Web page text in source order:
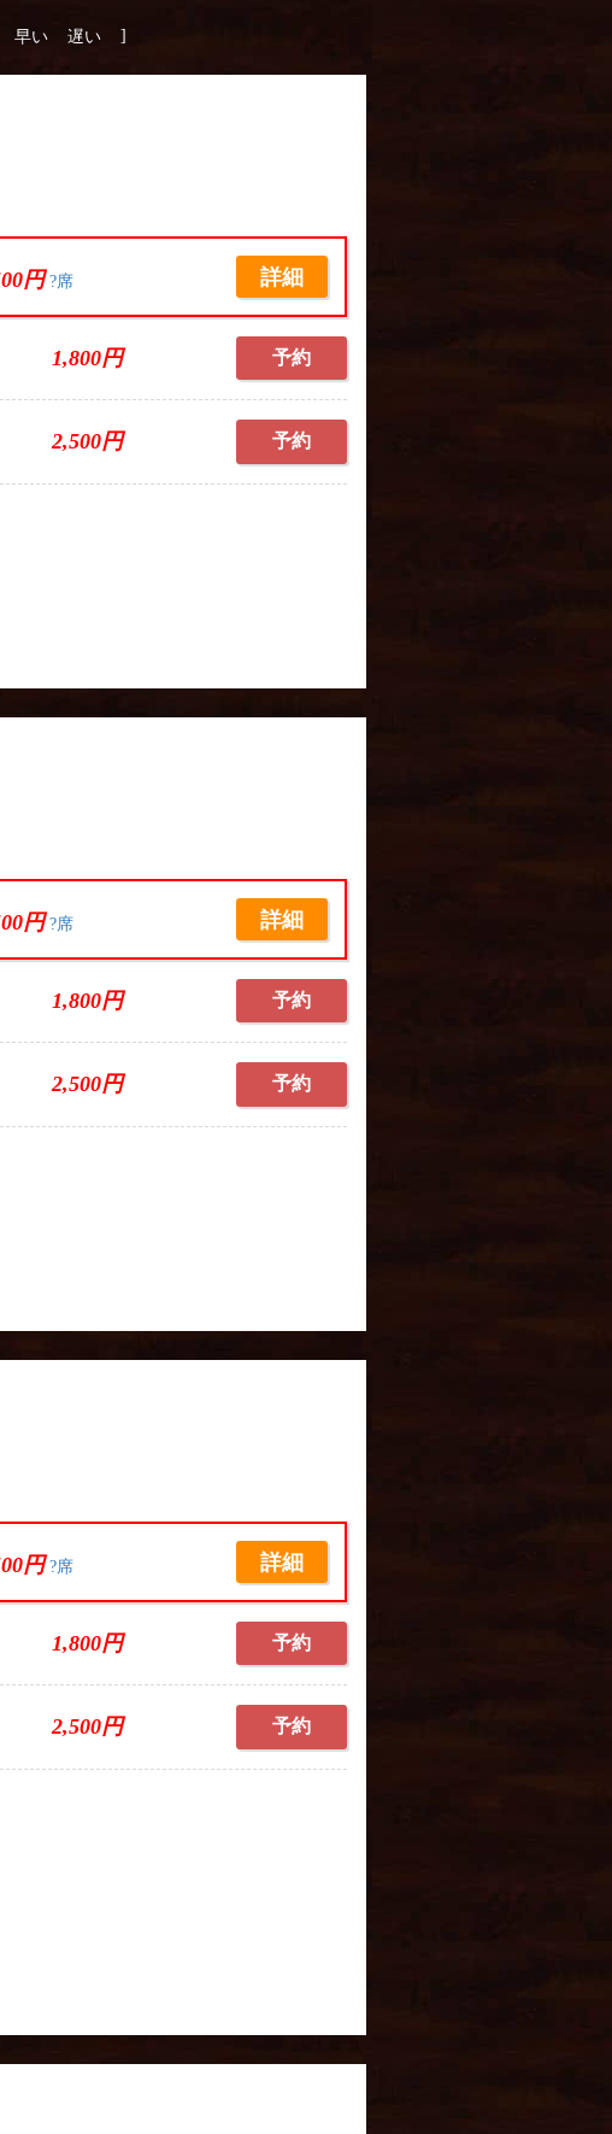
早い 遅い ]
円?席 詳細
1,800円 予約
2,500円 予約
円?席 詳細
1,800円 予約
2,500円 予約
円?席 詳細
1,800円 予約
2,500円 予約